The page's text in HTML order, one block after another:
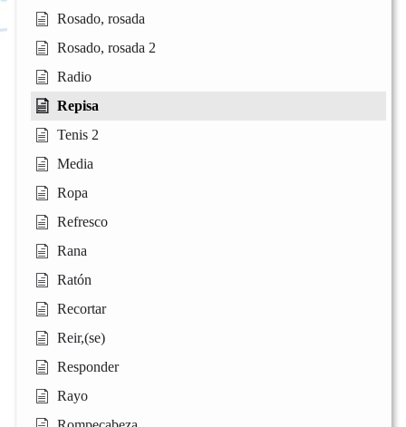
Rosado, rosada
Rosado, rosada 2
Radio
Repisa
Tenis 2
Media
Ropa
Refresco
Rana
Ratón
Recortar
Reir,(se)
Responder
Rayo